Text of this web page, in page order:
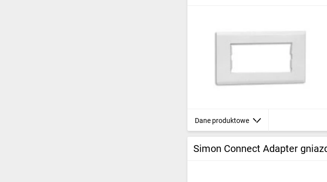
Dane produktowe
Simon Connect Adapter